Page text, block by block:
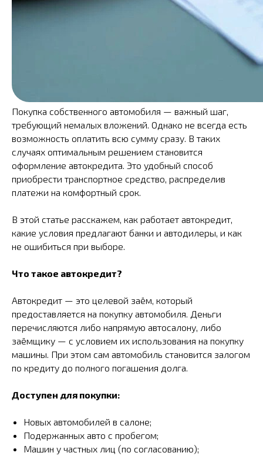
Покупка собственного автомобиля — важный шаг,
требующий немалых вложений. Однако не всегда есть
возможность оплатить всю сумму сразу. В таких
случаях оптимальным решением становится
оформление автокредита. Это удобный способ
приобрести транспортное средство, распределив
платежи на комфортный срок.
В этой статье расскажем, как работает автокредит,
какие условия предлагают банки и автодилеры, и как
не ошибиться при выборе.
Что такое автокредит?
Автокредит — это целевой заём, который
предоставляется на покупку автомобиля. Деньги
перечисляются либо напрямую автосалону, либо
заёмщику — с условием их использования на покупку
машины. При этом сам автомобиль становится залогом
по кредиту до полного погашения долга.
Доступен для покупки:
Новых автомобилей в салоне;
Подержанных авто с пробегом;
Машин у частных лиц (по согласованию);